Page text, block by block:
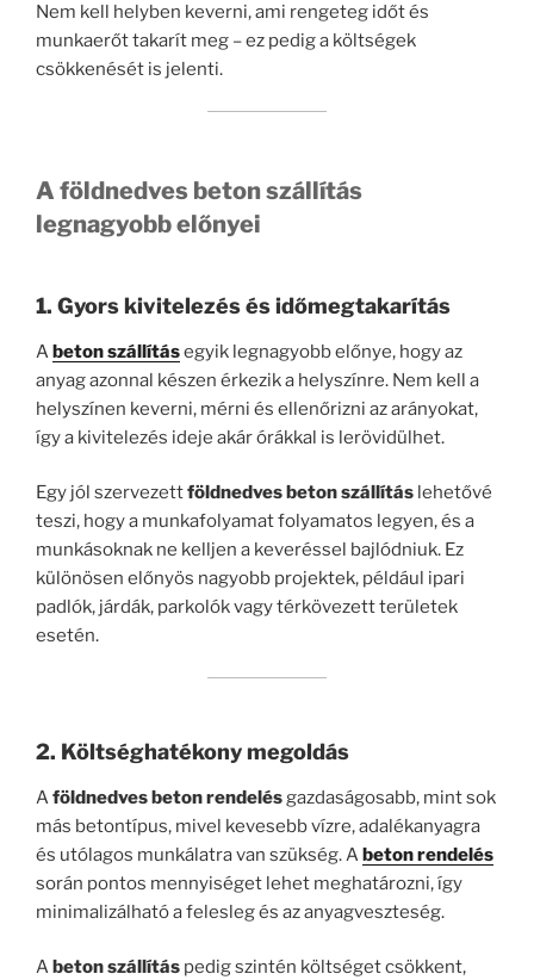
Nem kell helyben keverni, ami rengeteg időt és
munkaerőt takarít meg – ez pedig a költségek
csökkenését is jelenti.
A földnedves beton szállítás
legnagyobb előnyei
1. Gyors kivitelezés és időmegtakarítás
Abeton szállításegyik legnagyobb előnye, hogy az
anyag azonnal készen érkezik a helyszínre. Nem kell a
helyszínen keverni, mérni és ellenőrizni az arányokat,
így a kivitelezés ideje akár órákkal is lerövidülhet.
Egy jól szervezettföldnedves beton szállítás lehetővé
teszi, hogy a munkafolyamat folyamatos legyen, és a
munkásoknak ne kelljen a keveréssel bajlódniuk. Ez
különösen előnyös nagyobb projektek, például ipari
padlók, járdák, parkolók vagy térkövezett területek
esetén.
2. Költséghatékony megoldás
Aföldnedves beton rendelésgazdaságosabb, mint sok
más betontípus, mivel kevesebb vízre, adalékanyagra
és utólagos munkálatra van szükség. Abeton rendelés
során pontos mennyiséget lehet meghatározni, így
minimalizálható a felesleg és az anyagveszteség.
A beton szállítás pedig szintén költséget csökkent,